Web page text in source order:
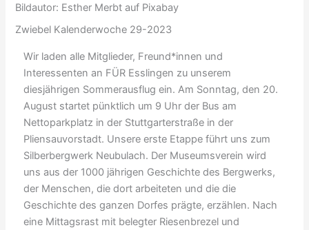
Bildautor: Esther Merbt auf Pixabay
Zwiebel Kalenderwoche 29-2023
Wir laden alle Mitglieder, Freund*innen und
Interessenten an FÜR Esslingen zu unserem
diesjährigen Sommerausflug ein. Am Sonntag, den 20.
August startet pünktlich um 9 Uhr der Bus am
Nettoparkplatz in der Stuttgarterstraße in der
Pliensauvorstadt. Unsere erste Etappe führt uns zum
Silberbergwerk Neubulach. Der Museumsverein wird
uns aus der 1000 jährigen Geschichte des Bergwerks,
der Menschen, die dort arbeiteten und die die
Geschichte des ganzen Dorfes prägte, erzählen. Nach
eine Mittagsrast mit belegter Riesenbrezel und